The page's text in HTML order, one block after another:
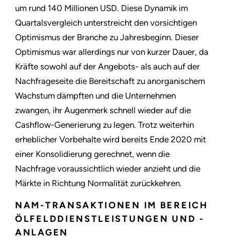
um rund 140 Millionen USD. Diese Dynamik im
Quartalsvergleich unterstreicht den vorsichtigen
Optimismus der Branche zu Jahresbeginn. Dieser
Optimismus war allerdings nur von kurzer Dauer, da
Kräfte sowohl auf der Angebots- als auch auf der
Nachfrageseite die Bereitschaft zu anorganischem
Wachstum dämpften und die Unternehmen
zwangen, ihr Augenmerk schnell wieder auf die
Cashflow-Generierung zu legen. Trotz weiterhin
erheblicher Vorbehalte wird bereits Ende 2020 mit
einer Konsolidierung gerechnet, wenn die
Nachfrage voraussichtlich wieder anzieht und die
Märkte in Richtung Normalität zurückkehren.
NAM-TRANSAKTIONEN IM BEREICH
ÖLFELDDIENSTLEISTUNGEN UND -
ANLAGEN